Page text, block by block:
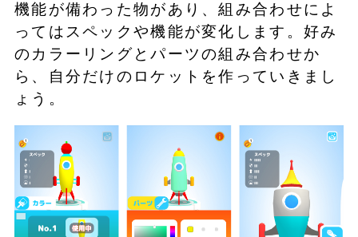
機能が備わった物があり、組み合わせによ
ってはスペックや機能が変化します。好み
のカラーリングとパーツの組み合わせか
ら、自分だけのロケットを作っていきまし
ょう。